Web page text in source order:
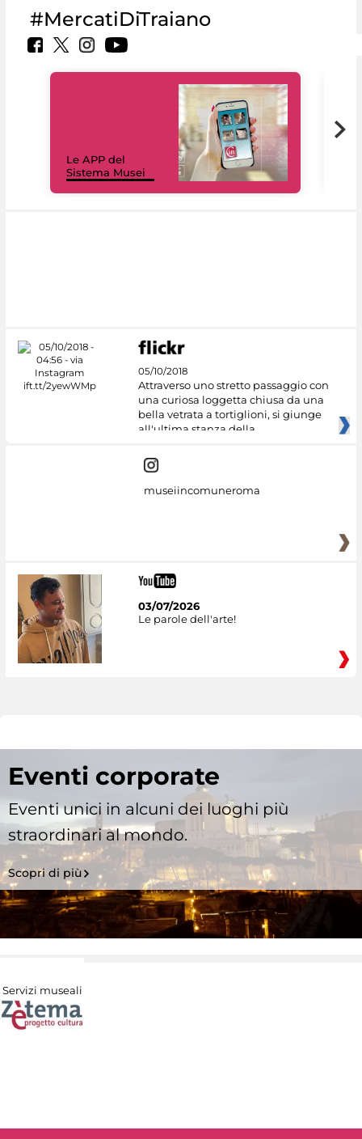
#MercatiDiTraiano
Le APP del
Sistema Musei
05/10/2018
Attraverso uno stretto passaggio con
una curiosa loggetta chiusa da una
bella vetrata a tortiglioni, si giunge
all'ultima stanza della
museiincomuneroma
03/07/2026
Le parole dell'arte!
Eventi corporate
Eventi unici in alcuni dei luoghi più
straordinari al mondo.
Scopri di più
Servizi museali